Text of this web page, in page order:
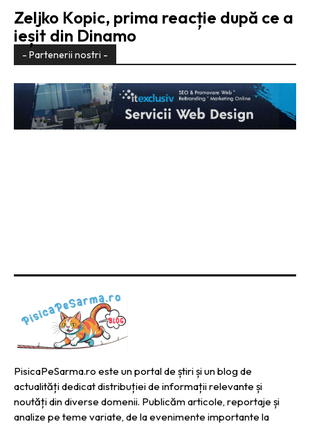
Zeljko Kopic, prima reacție după ce a
ieșit din Dinamo
- Partenerii nostri -
PisicaPeSarma.ro este un portal de știri și un blog de
actualități dedicat distribuției de informații relevante și
noutăți din diverse domenii. Publicăm articole, reportaje și
analize pe teme variate, de la evenimente importante la